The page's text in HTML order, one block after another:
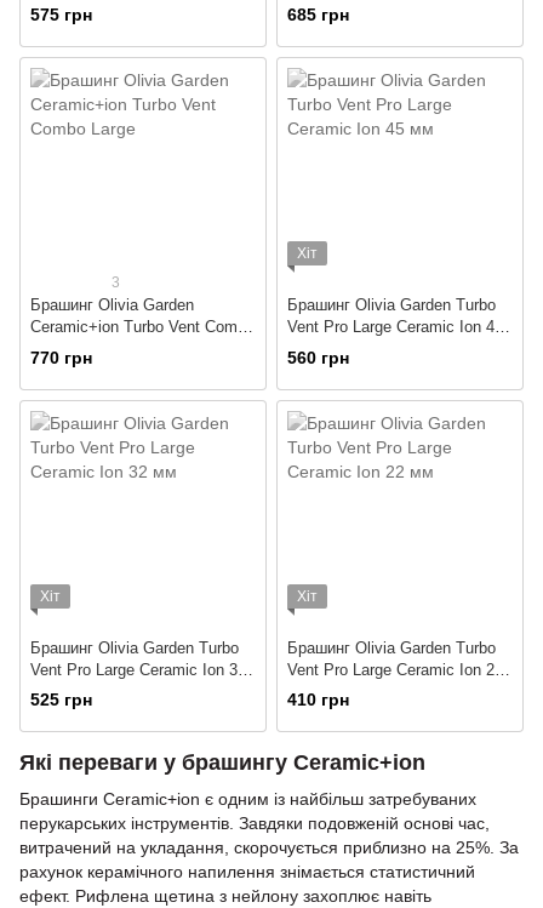
575 грн
Medium
685 грн
3
Брашинг Olivia Garden
Ceramic+ion Turbo Vent Combo
Large
770 грн
Хіт
Брашинг Olivia Garden Turbo
Vent Pro Large Ceramic Ion 45
мм
560 грн
Хіт
Брашинг Olivia Garden Turbo
Vent Pro Large Ceramic Ion 32
мм
525 грн
Хіт
Брашинг Olivia Garden Turbo
Vent Pro Large Ceramic Ion 22
мм
410 грн
Які переваги у брашингу Ceramic+ion
Брашинги Ceramic+ion є одним із найбільш затребуваних
перукарських інструментів. Завдяки подовженій основі час,
витрачений на укладання, скорочується приблизно на 25%. За
рахунок керамічного напилення знімається статистичний
ефект. Рифлена щетина з нейлону захоплює навіть